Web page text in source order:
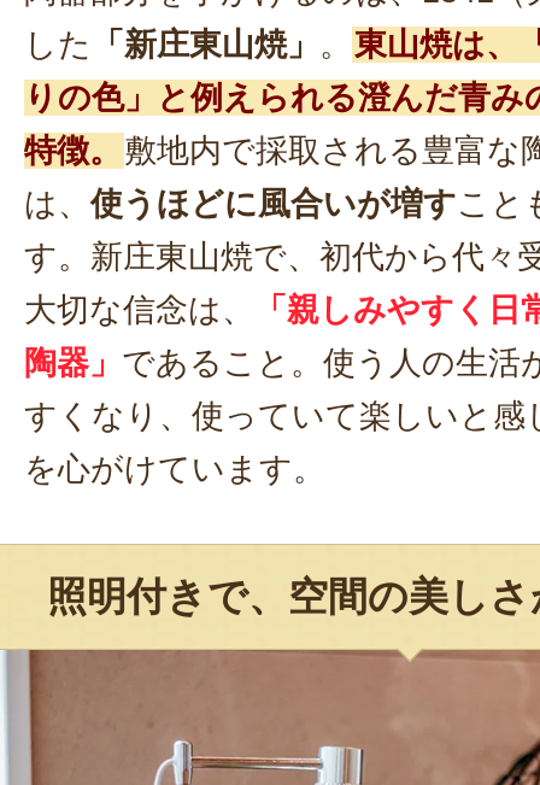
した
「新庄東山焼」 。 東山焼は、
りの色」と例えられる澄んだ青み
特徴。 敷地内で採取される豊富な
は、使うほどに風合いが増すこと
す。新庄東山焼で、初代から代々
大切な信念は、
「親しみやすく
陶器」 であること。使う人の生活
すくなり、使っていて楽しいと感
を心がけています。
照明付きで、空間の美し